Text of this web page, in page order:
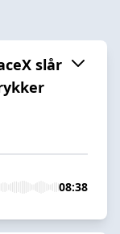
slår
08:38